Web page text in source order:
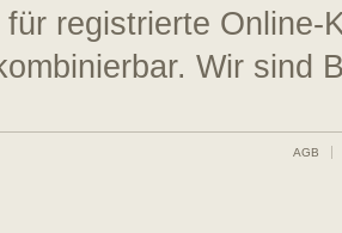
für registrierte
Wir sind
AGB